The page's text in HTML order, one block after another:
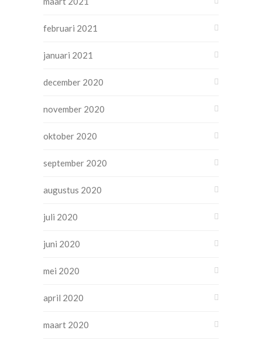
februari 2021
januari 2021
december 2020
november 2020
oktober 2020
september 2020
augustus 2020
juli 2020
juni 2020
mei 2020
april 2020
maart 2020